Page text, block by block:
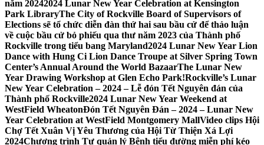
năm 20242024 Lunar New Year Celebration at Kensington
Park LibraryThe City of Rockville Board of Supervisors of
Elections sẽ tổ chức diễn đàn thứ hai sau bầu cử để thảo luận
về cuộc bầu cử bỏ phiếu qua thư năm 2023 của Thành phố
Rockville trong tiểu bang Maryland2024 Lunar New Year Lion
Dance with Hung Ci Lion Dance Troupe at Silver Spring Town
Center’s Annual Around the World BazaarThe Lunar New
Year Drawing Workshop at Glen Echo Park!Rockville’s Lunar
New Year Celebration – 2024 – Lễ đón Tết Nguyên đán của
Thành phố Rockville2024 Lunar New Year Weekend at
WestField WheatonĐón Tết Nguyên Đán – 2024 – Lunar New
Year Celebration at WestField Montgomery MallVideo clips Hội
Chợ Tết Xuân Vị Yêu Thương của Hội Từ Thiện Xá Lợi
2024Chương trình Tự quản lý Bệnh tiểu đường miễn phí kéo